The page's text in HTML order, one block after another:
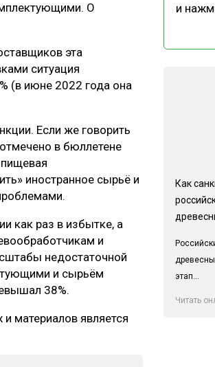
КАЛЕНДАРЬ ВЫСТАВОК
О
эта
ситуация
(в июне 2022 года она
Если же говорить
в бюллетене
иностранное сырьё и
как раз в избытке, а
и
недостаточной
и сырьём
38%.
материалов является
и
Как
этап...
Читать